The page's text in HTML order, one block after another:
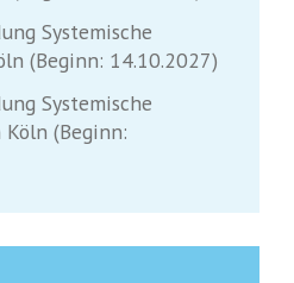
Systemische
(Beginn: 14.10.2027)
Systemische
(Beginn: